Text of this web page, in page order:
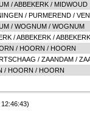
/ ABBEKERK / MIDWOUD
/ PURMEREND /
/ WOGNUM / WOGNUM
/ ABBEKERK / ABBEKERK
/ HOORN / HOORN
/ ZAANDAM /
/ HOORN / HOORN